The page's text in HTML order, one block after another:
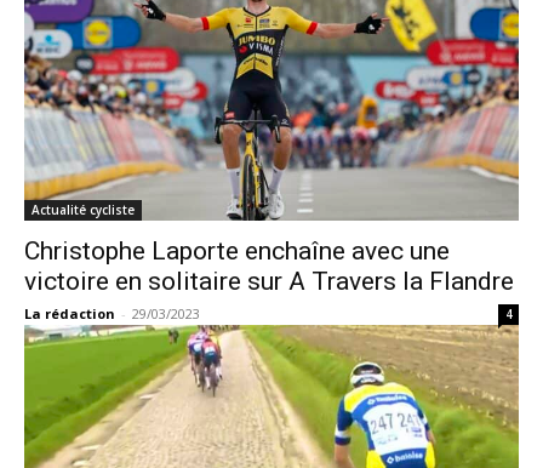
Actualité cycliste
Christophe Laporte enchaîne avec une
victoire en solitaire sur A Travers la Flandre
La rédaction - 29/03/2023 4